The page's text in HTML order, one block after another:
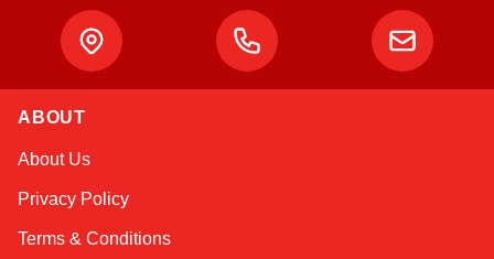
ABOUT
About Us
Privacy Policy
Terms & Conditions